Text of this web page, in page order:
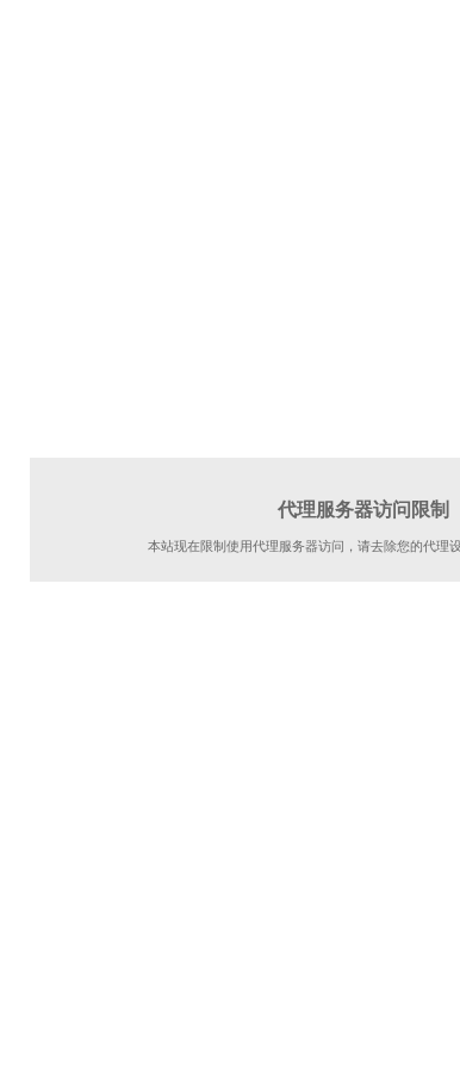
代理服务器访问限制
本站现在限制使用代理服务器访问，请去除您的代理